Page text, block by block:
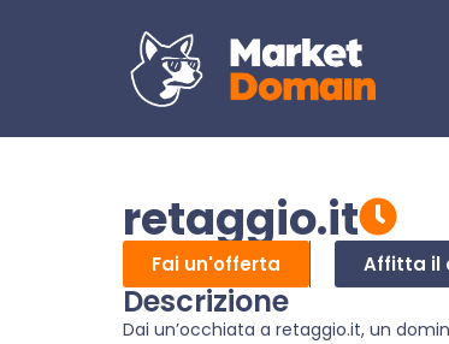
retaggio.it
Fai un'offerta Affitta il
Descrizione
Dai un’occhiata a retaggio.it, un